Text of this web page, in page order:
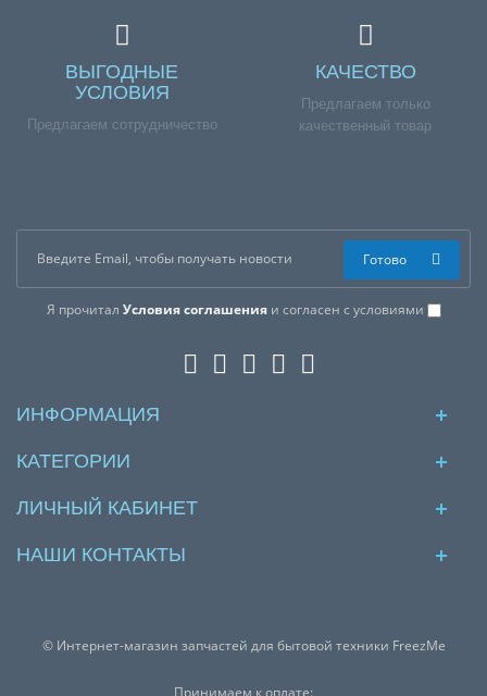
ВЫГОДНЫЕ
УСЛОВИЯ
Предлагаем сотрудничество
КАЧЕСТВО
Предлагаем только
качественный товар
Я прочитал Условия соглашенияи согласен с условиями
Готово
ИНФОРМАЦИЯ
КАТЕГОРИИ
ЛИЧНЫЙ КАБИНЕТ
НАШИ КОНТАКТЫ
© Интернет-магазин запчастей для бытовой техники FreezMe
Принимаем к оплате: